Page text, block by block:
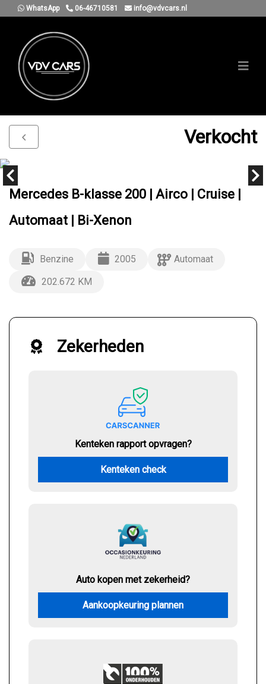
WhatsApp 06-46710581 info@vdvcars.nl
Verkocht
Mercedes B-klasse 200 | Airco | Cruise |
Automaat | Bi-Xenon
Benzine 2005
Automaat
202.672 KM
Zekerheden
Kenteken rapport opvragen?
Kenteken check
Auto kopen met zekerheid?
Aankoopkeuring plannen